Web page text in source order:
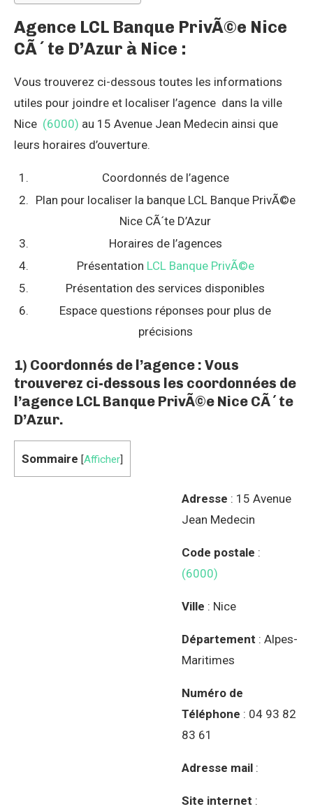
Agence LCL Banque PrivÃ©e Nice
CÃ´te D’Azur à Nice :
Vous trouverez ci-dessous toutes les informations
utiles pour joindre et localiser l’agence dans la ville
Nice (6000) au 15 Avenue Jean Medecin ainsi que
leurs horaires d’ouverture.
Coordonnés de l’agence
Plan pour localiser la banque LCL Banque PrivÃ©e
Nice CÃ´te D’Azur
Horaires de l’agences
Présentation LCL Banque PrivÃ©e
Présentation des services disponibles
Espace questions réponses pour plus de
précisions
1) Coordonnés de l’agence : Vous
trouverez ci-dessous les coordonnées de
l’agence LCL Banque PrivÃ©e Nice CÃ´te
D’Azur.
Sommaire [Afficher]
Adresse : 15 Avenue
Jean Medecin
Code postale :
(6000)
Ville : Nice
Département : Alpes-
Maritimes
Numéro de
Téléphone : 04 93 82
83 61
Adresse mail :
Site internet :